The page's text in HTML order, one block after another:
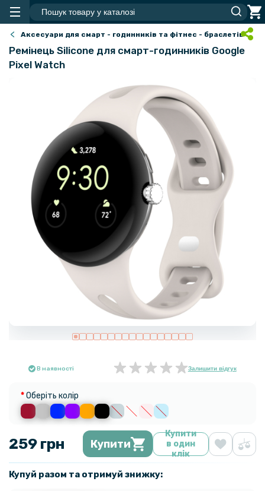
Аксесуари для смарт - годинників та фітнес - браслетів
Ремінець Silicone для смарт-годинників Google
Pixel Watch
В наявності Залишити відгук
Оберіть колір
259 грн Купити
Купити
в один
клік
Купуй разом та отримуй знижку: